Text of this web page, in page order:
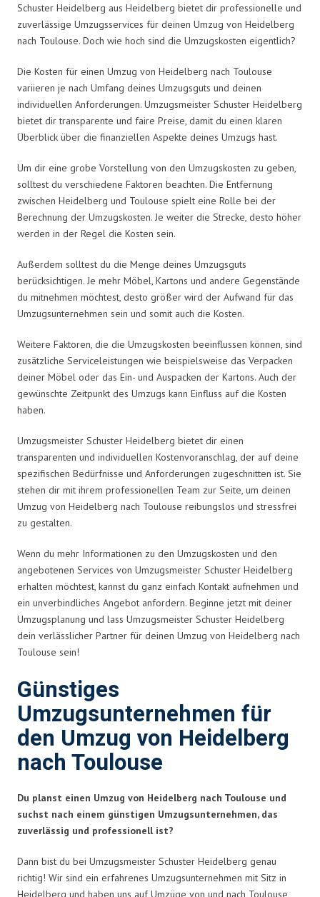
Schuster Heidelberg aus Heidelberg bietet dir professionelle und
zuverlässige Umzugsservices für deinen Umzug von Heidelberg
nach Toulouse. Doch wie hoch sind die Umzugskosten eigentlich?
Die Kosten für einen Umzug von Heidelberg nach Toulouse
variieren je nach Umfang deines Umzugsguts und deinen
individuellen Anforderungen. Umzugsmeister Schuster Heidelberg
bietet dir transparente und faire Preise, damit du einen klaren
Überblick über die finanziellen Aspekte deines Umzugs hast.
Um dir eine grobe Vorstellung von den Umzugskosten zu geben,
solltest du verschiedene Faktoren beachten. Die Entfernung
zwischen Heidelberg und Toulouse spielt eine Rolle bei der
Berechnung der Umzugskosten. Je weiter die Strecke, desto höher
werden in der Regel die Kosten sein.
Außerdem solltest du die Menge deines Umzugsguts
berücksichtigen. Je mehr Möbel, Kartons und andere Gegenstände
du mitnehmen möchtest, desto größer wird der Aufwand für das
Umzugsunternehmen sein und somit auch die Kosten.
Weitere Faktoren, die die Umzugskosten beeinflussen können, sind
zusätzliche Serviceleistungen wie beispielsweise das Verpacken
deiner Möbel oder das Ein- und Auspacken der Kartons. Auch der
gewünschte Zeitpunkt des Umzugs kann Einfluss auf die Kosten
haben.
Umzugsmeister Schuster Heidelberg bietet dir einen
transparenten und individuellen Kostenvoranschlag, der auf deine
spezifischen Bedürfnisse und Anforderungen zugeschnitten ist. Sie
stehen dir mit ihrem professionellen Team zur Seite, um deinen
Umzug von Heidelberg nach Toulouse reibungslos und stressfrei
zu gestalten.
Wenn du mehr Informationen zu den Umzugskosten und den
angebotenen Services von Umzugsmeister Schuster Heidelberg
erhalten möchtest, kannst du ganz einfach Kontakt aufnehmen und
ein unverbindliches Angebot anfordern. Beginne jetzt mit deiner
Umzugsplanung und lass Umzugsmeister Schuster Heidelberg
dein verlässlicher Partner für deinen Umzug von Heidelberg nach
Toulouse sein!
Günstiges
Umzugsunternehmen für
den Umzug von Heidelberg
nach Toulouse
Du planst einen Umzug von Heidelberg nach Toulouse und
suchst nach einem günstigen Umzugsunternehmen, das
zuverlässig und professionell ist?
Dann bist du bei Umzugsmeister Schuster Heidelberg genau
richtig! Wir sind ein erfahrenes Umzugsunternehmen mit Sitz in
Heidelberg und haben uns auf Umzüge von und nach Toulouse